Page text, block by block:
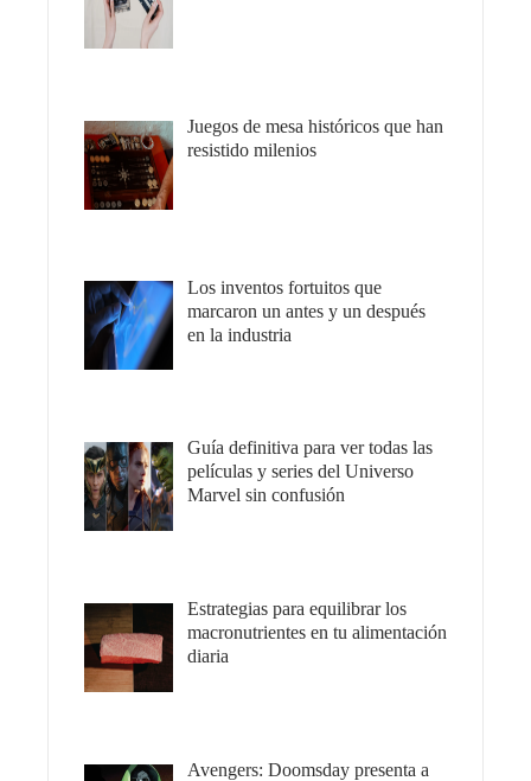
Juegos de mesa históricos que han
resistido milenios
Los inventos fortuitos que
marcaron un antes y un después
en la industria
Guía definitiva para ver todas las
películas y series del Universo
Marvel sin confusión
Estrategias para equilibrar los
macronutrientes en tu alimentación
diaria
Avengers: Doomsday presenta a